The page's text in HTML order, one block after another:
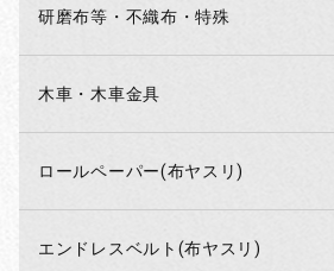
研磨布等・不織布・特殊
木車・木車金具
ロールペーパー(布ヤスリ)
エンドレスベルト(布ヤスリ)